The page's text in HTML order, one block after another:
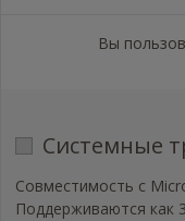
Вы
Системные
Совместимость с
Поддерживаются как